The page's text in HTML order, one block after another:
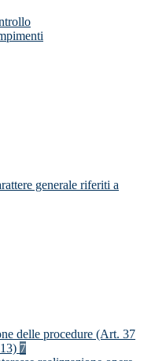
generale riferiti a
delle procedure (Art. 37
7